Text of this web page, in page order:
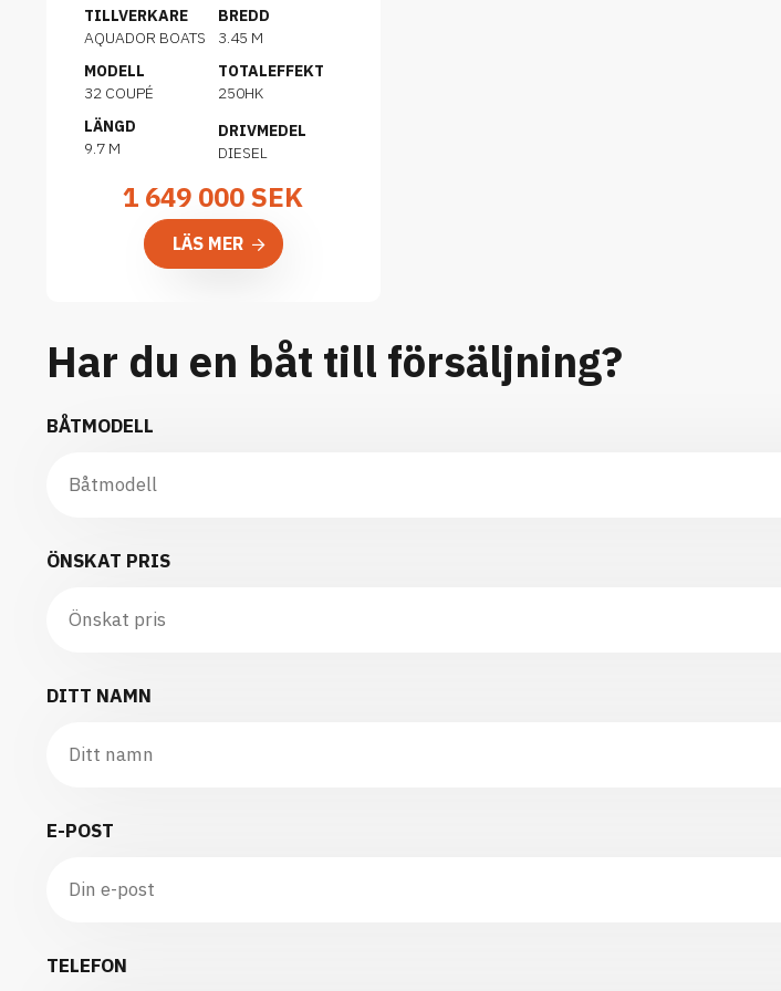
TILLVERKARE
AQUADOR BOATS
MODELL
32 COUPÉ
LÄNGD
9.7 M
BREDD
3.45 M
TOTALEFFEKT
250HK
DRIVMEDEL
DIESEL
1 649 000SEK
LÄS MER
Har du en båt till försäljning?
BÅTMODELL
ÖNSKAT PRIS
DITT NAMN
E-POST
TELEFON